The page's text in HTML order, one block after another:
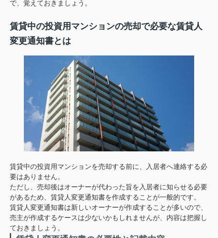
で、覚えておきましょう。
賃貸中の投資用マンションの売却で必要な賃貸人
変更通知書とは
賃貸中の投資用マンションを売却する前に、入居者へ連絡する必
要はありません。
ただし、売却後はオーナーが代わった旨を入居者に知らせる必要
があるため、賃貸人変更通知書を作成することが一般的です。
賃貸人変更通知書は新しいオーナーが作成することが多いので、
売主が作成するケースは少ないかもしれませんが、内容は把握し
ておきましょう。